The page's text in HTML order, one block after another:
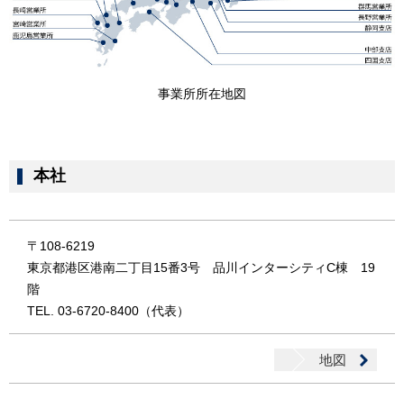
ョ
事業所所在地図
本社
〒108-6219
東京都港区港南二丁目15番3号 品川インターシティC棟 19
階
TEL. 03-6720-8400（代表）
地図